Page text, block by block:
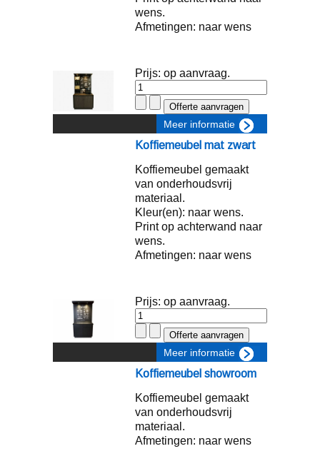
wens.
Afmetingen: naar wens
Prijs: op aanvraag.
Meer informatie
Koffiemeubel mat zwart
Koffiemeubel gemaakt
van onderhoudsvrij
materiaal.
Kleur(en): naar wens.
Print op achterwand naar
wens.
Afmetingen: naar wens
Prijs: op aanvraag.
Meer informatie
Koffiemeubel showroom
Koffiemeubel gemaakt
van onderhoudsvrij
materiaal.
Afmetingen: naar wens